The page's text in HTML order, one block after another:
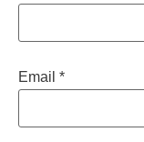
Email *